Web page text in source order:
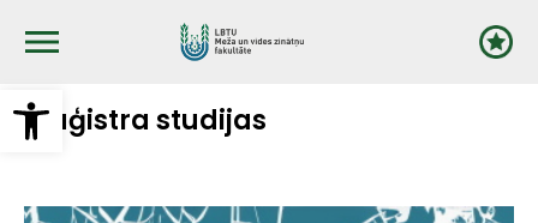
Open toolbar
galveno
Maģistra studijas